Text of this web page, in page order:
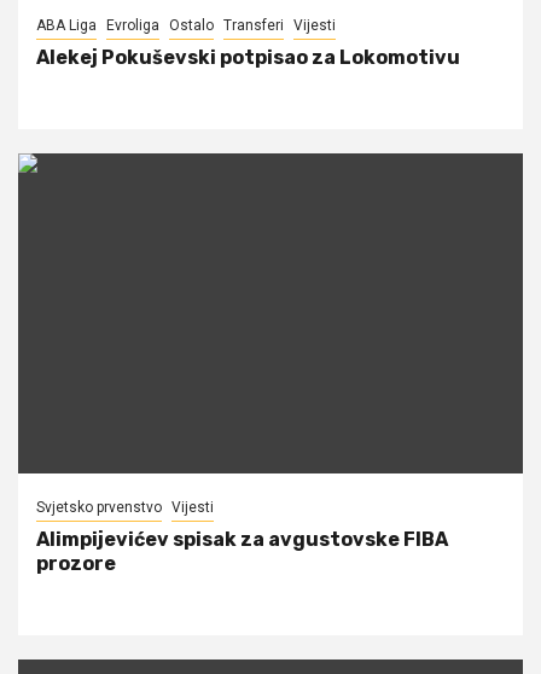
ABA Liga Evroliga Ostalo Transferi Vijesti
Alekej Pokuševski potpisao za Lokomotivu
Svjetsko prvenstvo Vijesti
Alimpijevićev spisak za avgustovske FIBA
prozore